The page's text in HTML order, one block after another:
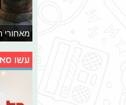
מאחורי
עשו